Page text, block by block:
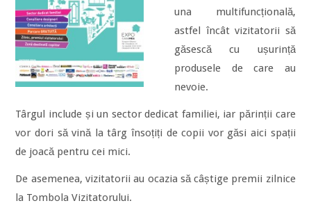
una multifuncțională,
astfel încât vizitatorii să
găsescă cu ușurință
produsele de care au
nevoie.
Târgul include și un sector dedicat familiei, iar părinții care
vor dori să vină la târg însoțiți de copii vor găsi aici spații
de joacă pentru cei mici.
De asemenea, vizitatorii au ocazia să câștige premii zilnice
la Tombola Vizitatorului.